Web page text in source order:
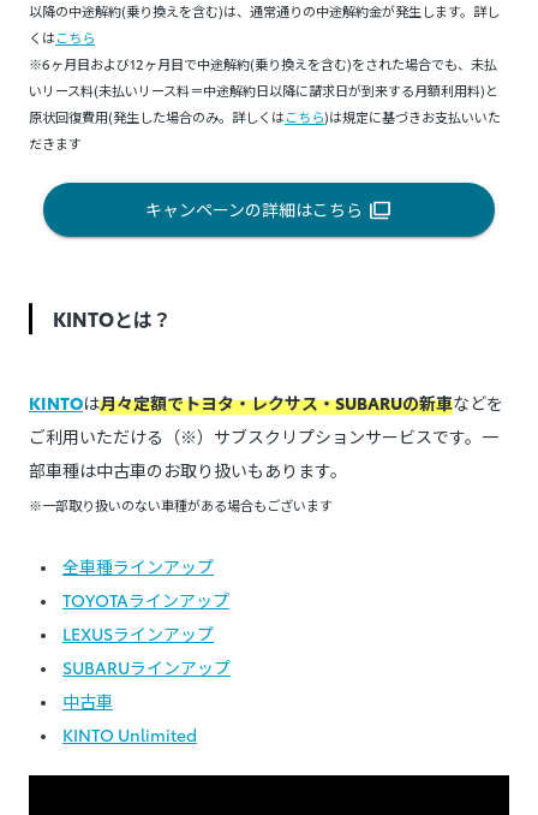
以降の中途解約(乗り換えを含む)は、通常通りの中途解約金が発生します。詳し
くはこちら
※6ヶ月目および12ヶ月目で中途解約(乗り換えを含む)をされた場合でも、未払
いリース料(未払いリース料＝中途解約日以降に請求日が到来する月額利用料)と
原状回復費用(発生した場合のみ。詳しくはこちら)は規定に基づきお支払いいた
だきます
キャンペーンの詳細はこちら
KINTOとは？
KINTOは月々定額でトヨタ・レクサス・SUBARUの新車などを
ご利用いただける（※）サブスクリプションサービスです。一
部車種は中古車のお取り扱いもあります。
※一部取り扱いのない車種がある場合もございます
全車種ラインアップ
TOYOTAラインアップ
LEXUSラインアップ
SUBARUラインアップ
中古車
KINTO Unlimited